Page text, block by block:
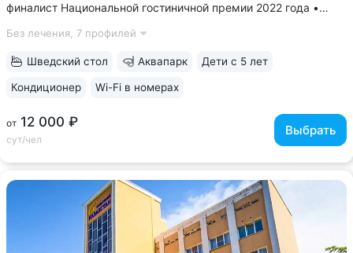
финалист Национальной гостиничной премии 2022 года •
на горы и замок • В стоимость проживания включён завтрак
Без лечения, 7 профилей
от 12 000 ₽
сут/чел
Выбрать
Шведский стол Аквапарк Дети с 5 лет
Кондиционер Wi-Fi в номерах